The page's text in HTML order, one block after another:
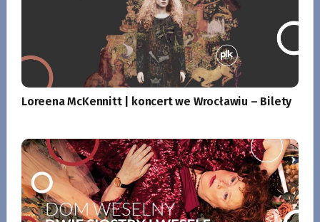
Loreena McKennitt | koncert we Wrocławiu – Bilety